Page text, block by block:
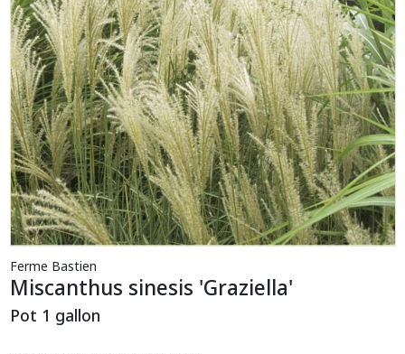
Ferme Bastien
Miscanthus sinesis 'Graziella'
Pot 1 gallon